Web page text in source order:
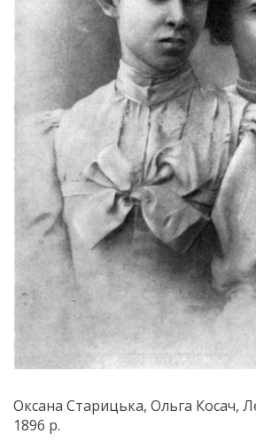
Оксана Старицька, Ольга Косач,
1896 р.